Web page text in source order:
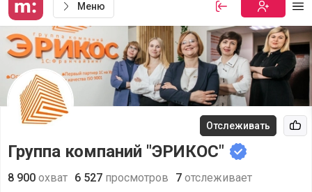
Меню Войти
Отслеживать
Группа компаний "ЭРИКОС"
8 900 охват 6 527 просмотров 7 отслеживает